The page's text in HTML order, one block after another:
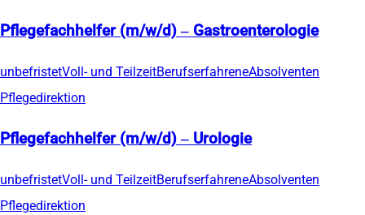
Pflegefachhelfer (m/w/d) – Gastroenterologie
unbefristetVoll- und TeilzeitBerufserfahreneAbsolventen
Pflegedirektion
Pflegefachhelfer (m/w/d) – Urologie
unbefristetVoll- und TeilzeitBerufserfahreneAbsolventen
Pflegedirektion